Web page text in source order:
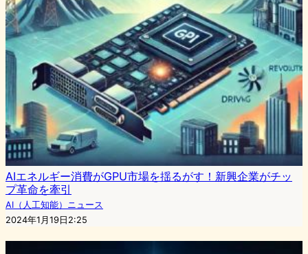
AIエネルギー消費がGPU市場を揺るがす！新興企業がチッ
プ革命を牽引
AI（人工知能）ニュース
2024年1月19日2:25